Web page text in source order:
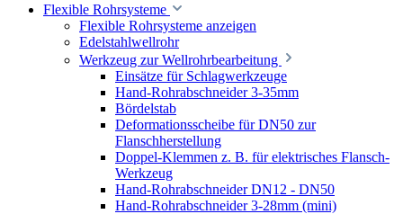
Flexible Rohrsysteme
Flexible Rohrsysteme anzeigen
Edelstahlwellrohr
Werkzeug zur Wellrohrbearbeitung
Einsätze für Schlagwerkzeuge
Hand-Rohrabschneider 3-35mm
Bördelstab
Deformationsscheibe für DN50 zur
Flanschherstellung
Doppel-Klemmen z. B. für elektrisches Flansch-
Werkzeug
Hand-Rohrabschneider DN12 - DN50
Hand-Rohrabschneider 3-28mm (mini)